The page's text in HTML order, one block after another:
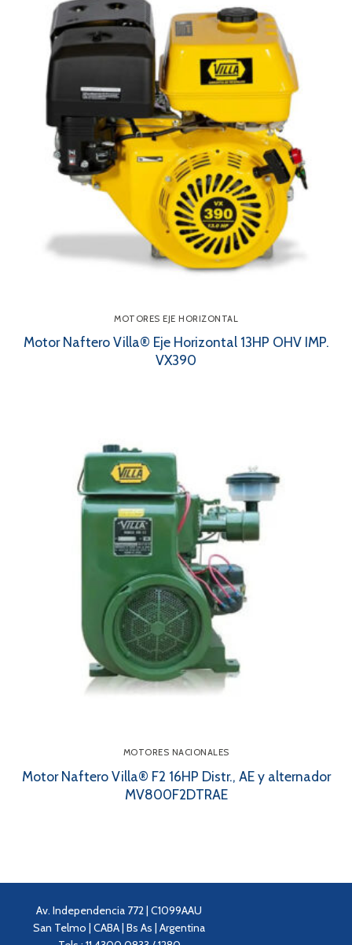
MOTORES EJE HORIZONTAL
Motor Naftero Villa® Eje Horizontal 13HP OHV IMP.
VX390
MOTORES NACIONALES
Motor Naftero Villa® F2 16HP Distr., AE y alternador
MV800F2DTRAE
Av. Independencia 772 | C1099AAU
San Telmo | CABA | Bs As | Argentina